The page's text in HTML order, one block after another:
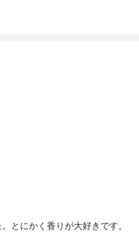
とにかく香りが大好きです。